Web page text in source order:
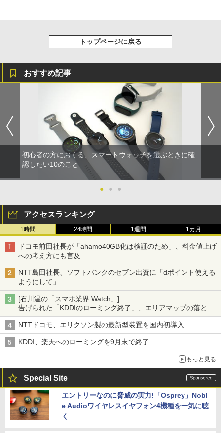
トップページに戻る
おすすめ記事
初心者の方におくる、スマートウォッチを選ぶときに確
認したい10のこと
● ● ●
アクセスランキング
1時間 24時間 1週間 1カ月
ドコモ前田社長が「ahamo40GB化は検証のため」、料金値上げ
への考え方にも言及
NTT島田社長、ソフトバンクのセブン出資に「dポイント使える
ようにして」
[石川温の「スマホ業界 Watch」]
告げられた「KDDIのローミング終了」、エリアマップの落とし
穴と楽天モバイルの課題
NTTドコモ、エリクソン製の最新型装置を国内初導入
KDDI、楽天へのローミングを9月末で終了
もっと見る
Special Site
エントリーなのに脅威の実力!「Osprey」Nobl
e Audioワイヤレスイヤフォン4機種を一気に聴
く